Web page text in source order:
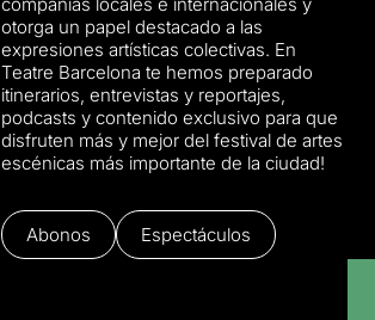
otorga un papel destacado a las
expresiones artísticas colectivas. En
Teatre Barcelona te hemos preparado
itinerarios, entrevistas y reportajes,
podcasts y contenido exclusivo para que
disfruten más y mejor del festival de artes
escénicas más importante de la ciudad!
Abonos Espectáculos